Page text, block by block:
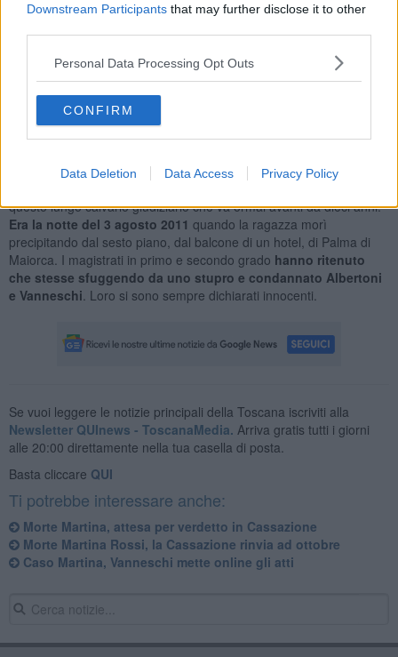
Downstream Participants that may further disclose it to other
Personal Data Processing Opt Outs
CONFIRM
Data Deletion Data Access Privacy Policy
la mamma Franca ha chiosato "c ontinuo ad aspettarmi giustizia
L'udienza si terrà una settimana prima del 16 ottobre,
termine
entro il quale andrà in prescrizione anche il reato di tentata
condannati a 3 anni dal secondo processo in Appello, che ha
confermato il verdetto di primo grado del Tribunale di Arezzo che
aveva inflitto a una pena a sei anni ciascuno, ritenendoli colpevoli
questo lungo calvario giudiziario che va ormai avanti da dieci anni.
Era la notte del 3 agosto 2011 quando la ragazza morì
precipitando dal sesto piano, dal balcone di un hotel, di Palma di
Maiorca. I magistrati in primo e secondo grado hanno ritenuto
che stesse sfuggendo da uno stupro e condannato Albertoni
e Vanneschi . Loro si sono sempre dichiarati innocenti.
Se vuoi leggere le notizie principali della Toscana iscriviti alla
Newsletter QUInews - ToscanaMedia. Arriva gratis tutti i giorni
alle 20:00 direttamente nella tua casella di posta.
Basta cliccare QUI
Ti potrebbe interessare anche:
Morte Martina, attesa per verdetto in Cassazione
Morte Martina Rossi, la Cassazione rinvia ad ottobre
Caso Martina, Vanneschi mette online gli atti